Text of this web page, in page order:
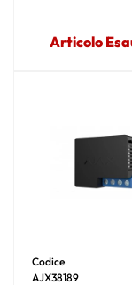
Articolo
Codice
AJX38189